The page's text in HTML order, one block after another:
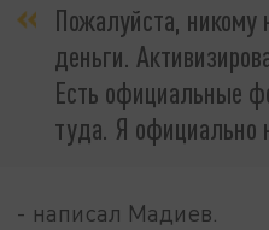
Пожалуйста, никому
деньги.
Есть официальные
туда. Я официально
- написал Мадиев.